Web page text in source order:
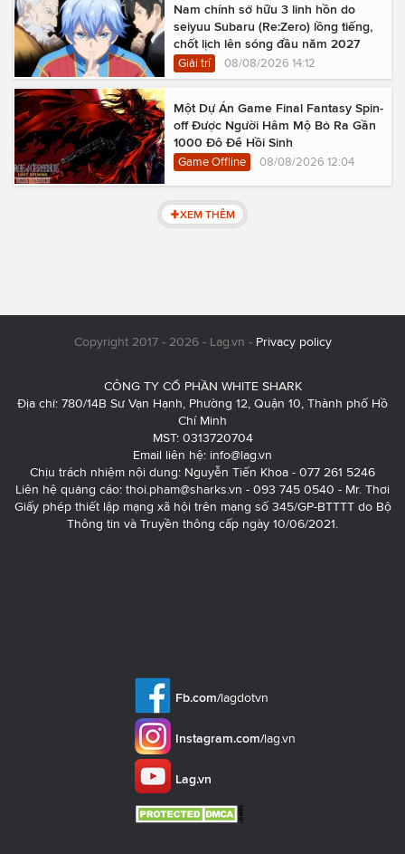
Nam chính sở hữu 3 linh hồn do
seiyuu Subaru (Re:Zero) lồng tiếng,
chốt lịch lên sóng đầu năm 2027
Giải trí 08/08/2026 14:12
Một Dự Án Game Final Fantasy Spin-
off Được Người Hâm Mộ Bỏ Ra Gần
1000 Đô Để Hồi Sinh
Game Offline 08/08/2026 12:04
XEM THÊM
Copyright 2017 - 2026 - Lag.vn - Privacy policy
CÔNG TY CỔ PHẦN WHITE SHARK
Địa chỉ: 780/14B Sư Vạn Hạnh, Phường 12, Quận 10, Thành phố Hồ
Chí Minh
MST: 0313720704
Email liên hệ: info@lag.vn
Chịu trách nhiệm nội dung: Nguyễn Tiến Khoa - 077 261 5246
Liên hệ quảng cáo: thoi.pham@sharks.vn - 093 745 0540 - Mr. Thơi
Giấy phép thiết lập mạng xã hội trên mạng số 345/GP-BTTTT do Bộ
Thông tin và Truyền thông cấp ngày 10/06/2021.
Fb.com/lagdotvn
Instagram.com/lag.vn
Lag.vn